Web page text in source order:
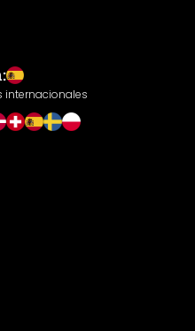
internacionales